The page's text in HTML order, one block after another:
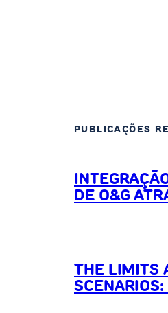
PUBLICAÇÕES
DE O&G
THE LIMITS